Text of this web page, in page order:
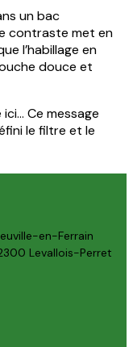
un bac
contraste met en
l’habillage en
douce et
Ce message
le filtre et le
en-Ferrain
Levallois-Perret